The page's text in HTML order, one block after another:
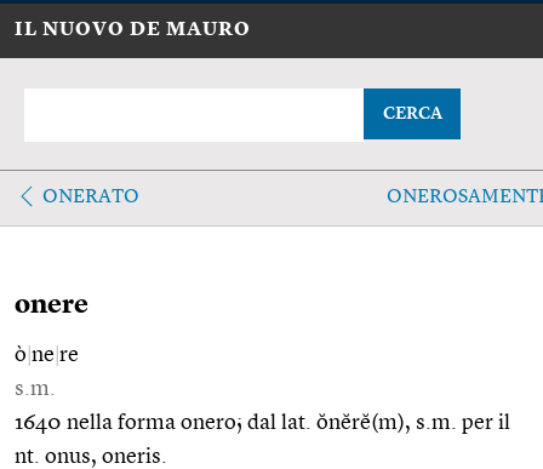
IL NUOVO DE MAURO
CERCA
ONERATO
onere
ò ne re
s.m.
1640 nella forma onero; dal lat. ŏnĕrĕ(m), s.m. per il
nt. onus, oneris.